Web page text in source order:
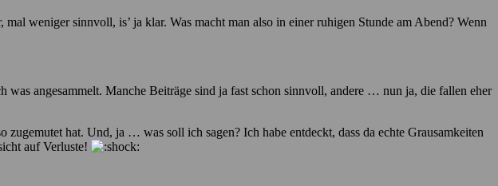
weniger sinnvoll, is’ ja klar. Was macht man also in einer ruhigen Stunde am Abend? Wenn
angesammelt. Manche Beiträge sind ja fast schon sinnvoll, andere … nun ja, die fallen eher
hat. Und, ja … was soll ich sagen? Ich habe entdeckt, dass da echte Grausamkeiten
auf Verluste!